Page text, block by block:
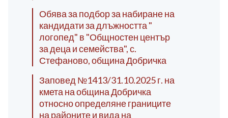
Обява за подбор за набиране на
кандидати за длъжността "
логопед" в "Общностен център
за деца и семейства", с.
Стефаново, община Добричка
Заповед №1413/31.10.2025 г. на
кмета на община Добричка
относно определяне границите
на районите и вида на